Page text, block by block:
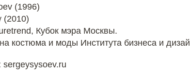
(1996)
(2010)
Кубок мэра Москвы.
костюма и моды Института бизнеса и